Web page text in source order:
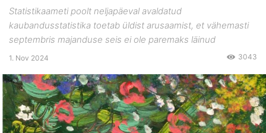
Statistikaameti poolt neljapäeval avaldatud
kaubandusstatistika toetab üldist arusaamist, et vähemasti
septembris majanduse seis ei ole paremaks läinud
1. Nov 2024 3043